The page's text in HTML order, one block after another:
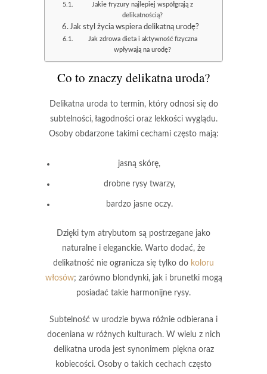
Jakie fryzury najlepiej współgrają z
delikatnością?
Jak styl życia wspiera delikatną urodę?
Jak zdrowa dieta i aktywność fizyczna
wpływają na urodę?
Co to znaczy delikatna uroda?
Delikatna uroda to termin, który odnosi się do
subtelności, łagodnościoraz lekkości wyglądu.
Osoby obdarzone takimi cechami często mają:
jasną skórę,
drobne rysy twarzy,
bardzo jasne oczy.
Dzięki tym atrybutom są postrzegane jako
naturalne i eleganckie. Warto dodać, że
delikatność nie ogranicza się tylko do koloru
włosów; zarówno blondynki, jak i brunetkimogą
posiadać takie harmonijne rysy.
Subtelność w urodzie bywa różnie odbierana i
doceniana w różnych kulturach. W wielu z nich
delikatna uroda jest synonimem piękna oraz
kobiecości. Osoby o takich cechach często